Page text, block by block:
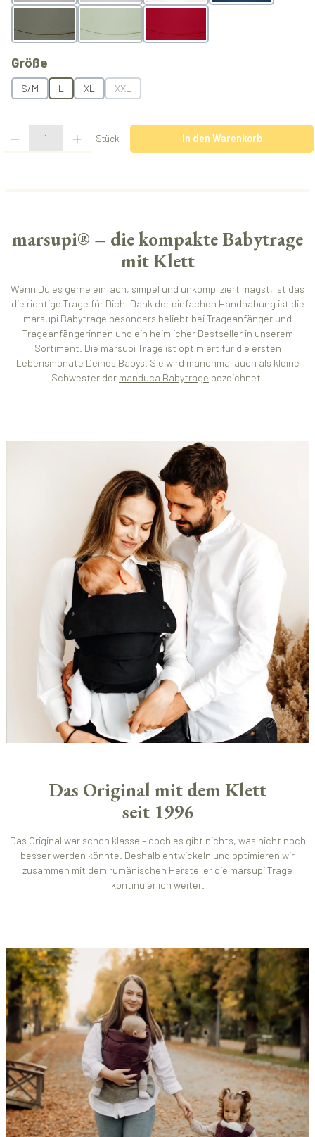
Olive Pistachio Rubyred
Größe
S/M L XL XXL
(Diese Option ist zurzeit nicht verfügbar.)
Produkt Anzahl: Gib den gewünschten Wert ein oder benutze die
Stück In den Warenkorb
marsupi® – die kompakte Babytrage
mit Klett
Wenn Du es gerne einfach, simpel und unkompliziert magst, ist das
die richtige Trage für Dich. Dank der einfachen Handhabung ist die
marsupi Babytrage besonders beliebt bei Trageanfänger und
Trageanfängerinnen und ein heimlicher Bestseller in unserem
Sortiment. Die marsupi Trage ist optimiert für die ersten
Lebensmonate Deines Babys. Sie wird manchmal auch als kleine
Schwester der manduca Babytrage bezeichnet.
Das Original mit dem Klett
seit 1996
Das Original war schon klasse – doch es gibt nichts, was nicht noch
besser werden könnte. Deshalb entwickeln und optimieren wir
zusammen mit dem rumänischen Hersteller die marsupi Trage
kontinuierlich weiter.